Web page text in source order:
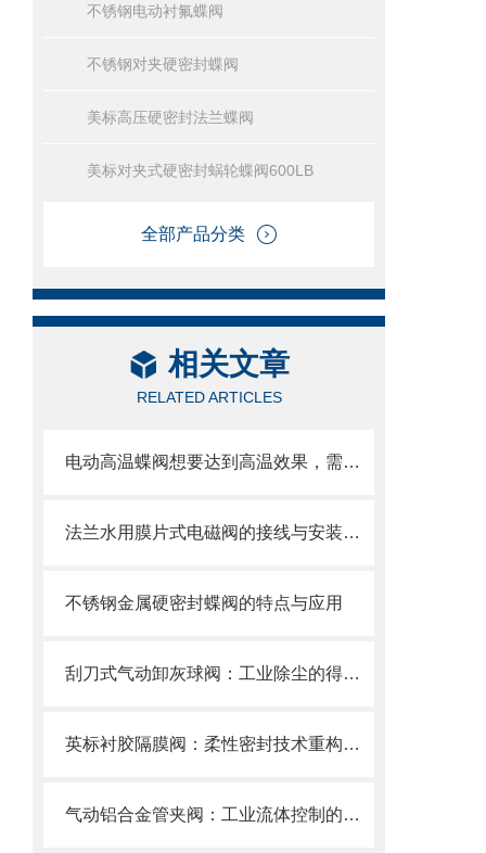
不锈钢电动衬氟蝶阀
不锈钢对夹硬密封蝶阀
美标高压硬密封法兰蝶阀
美标对夹式硬密封蜗轮蝶阀600LB
全部产品分类
相关文章
RELATED ARTICLES
电动高温蝶阀想要达到高温效果，需要满足以下几个要求
法兰水用膜片式电磁阀的接线与安装指南
不锈钢金属硬密封蝶阀的特点与应用
刮刀式气动卸灰球阀：工业除尘的得力助手
英标衬胶隔膜阀：柔性密封技术重构工业流体控制新范式
气动铝合金管夹阀：工业流体控制的创新选择